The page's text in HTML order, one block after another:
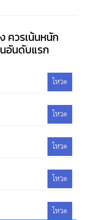
ควรเน้นหนัก
อันดับแรก
โหวต
โหวต
โหวต
โหวต
โหวต